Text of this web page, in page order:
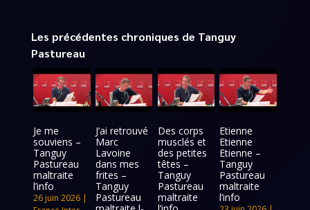
Les précédentes chroniques de Tanguy
Pastureau
Je me
souviens –
Tanguy
Pastureau
maltraite
l’info
26 juin 2026 |
J’ai retrouvé
Marc
Lavoine
dans mes
frites –
Tanguy
Pastureau
Des corps
musclés et
des petites
têtes –
Tanguy
Pastureau
maltraite
Etienne
Etienne
Etienne –
Tanguy
Pastureau
maltraite
l’info